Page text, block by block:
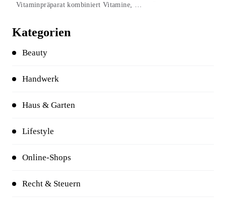
Vitaminpräparat kombiniert Vitamine, …
Kategorien
Beauty
Handwerk
Haus & Garten
Lifestyle
Online-Shops
Recht & Steuern